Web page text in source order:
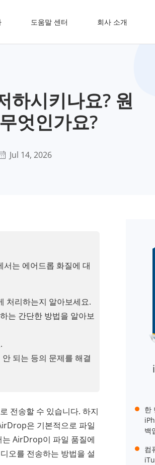
도움말 센터 회사 소개
하시키나요? 원
엇인가요?
Jul 14, 2026
는 에어드롭 화질에 대
처리하는지 알아보세요.
는 간단한 방법을 알아보
되는 등의 문제를 해결
전송할 수 있습니다. 하지
은 기본적으로 파일
는 AirDrop이 파일 품질에
오를 전송하는 방법을 설
한
백
컴